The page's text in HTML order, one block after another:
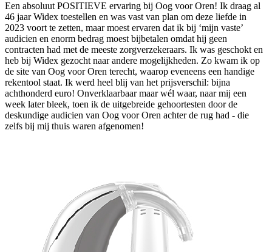
Een absoluut POSITIEVE ervaring bij Oog voor Oren! Ik draag al
46 jaar Widex toestellen en was vast van plan om deze liefde in
2023 voort te zetten, maar moest ervaren dat ik bij ‘mijn vaste’
audicien en enorm bedrag moest bijbetalen omdat hij geen
contracten had met de meeste zorgverzekeraars. Ik was geschokt en
heb bij Widex gezocht naar andere mogelijkheden. Zo kwam ik op
de site van Oog voor Oren terecht, waarop eveneens een handige
rekentool staat. Ik werd heel blij van het prijsverschil: bijna
achthonderd euro! Onverklaarbaar maar wél waar, naar mij een
week later bleek, toen ik de uitgebreide gehoortesten door de
deskundige audicien van Oog voor Oren achter de rug had - die
zelfs bij mij thuis waren afgenomen!